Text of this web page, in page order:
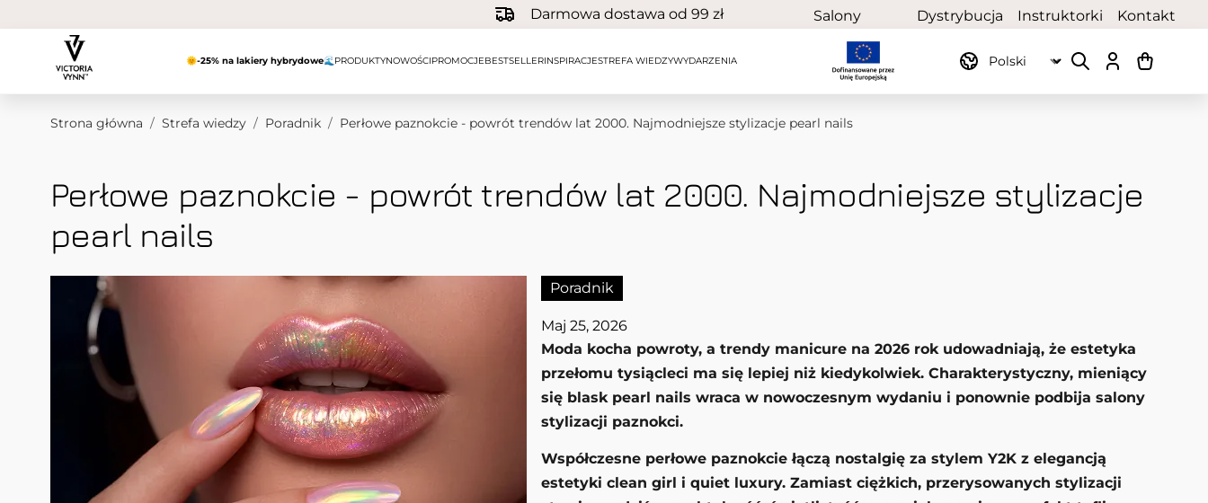
Darmowa dostawa od 99 zł
Salony
partnerskie
Dystrybucja Instruktorki Kontakt
🌞-25% na lakiery hybrydowe🌊 PRODUKTYNOWOŚCIPROMOCJEBESTSELLERINSPIRACJESTREFA WIEDZYWYDARZENIA
Strona główna / Strefa wiedzy / Poradnik / Perłowe paznokcie - powrót trendów lat 2000. Najmodniejsze stylizacje pearl nails
Perłowe paznokcie - powrót trendów lat 2000. Najmodniejsze stylizacje
pearl nails
Poradnik
Maj 25, 2026
Moda kocha powroty, a trendy manicure na 2026 rok udowadniają, że estetyka
przełomu tysiącleci ma się lepiej niż kiedykolwiek. Charakterystyczny, mieniący
się blask pearl nails wraca w nowoczesnym wydaniu i ponownie podbija salony
stylizacji paznokci.
Współczesne perłowe paznokcie łączą nostalgię za stylem Y2K z elegancją
estetyki clean girl i quiet luxury. Zamiast ciężkich, przerysowanych stylizacji